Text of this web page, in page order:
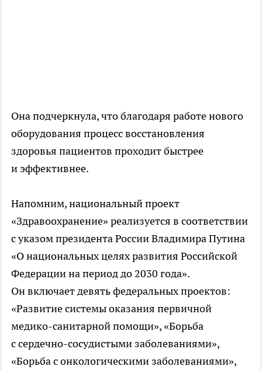
Она подчеркнула, что благодаря работе нового
оборудования процесс восстановления
здоровья пациентов проходит быстрее
и эффективнее.
Напомним, национальный проект
«Здравоохранение» реализуется в соответствии
с указом президента России Владимира Путина
«О национальных целях развития Российской
Федерации на период до 2030 года».
Он включает девять федеральных проектов:
«Развитие системы оказания первичной
медико-санитарной помощи», «Борьба
с сердечно-сосудистыми заболеваниями»,
«Борьба с онкологическими заболеваниями»,